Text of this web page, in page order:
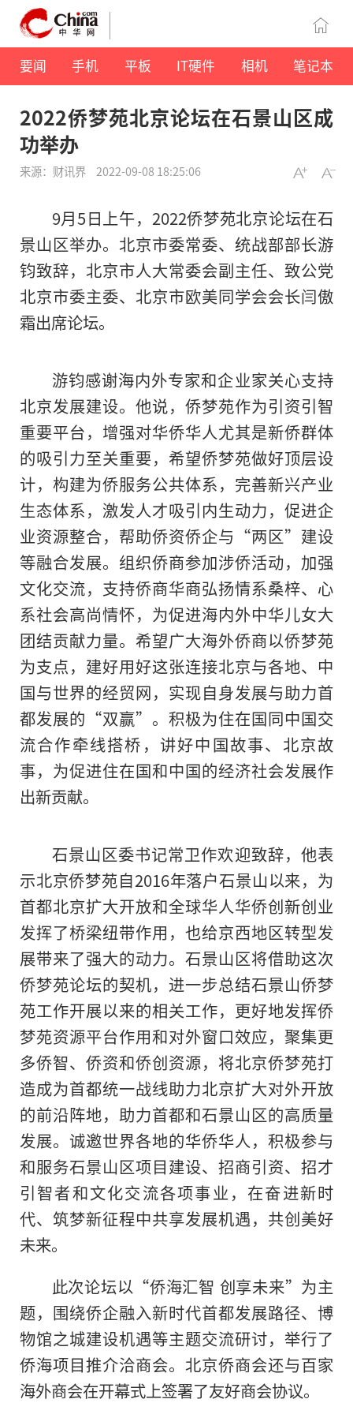
要闻 手机 平板 IT硬件 相机 笔记本
2022侨梦苑北京论坛在石景山区成
功举办
来源：财讯界 2022-09-08 18:25:06
9月5日上午，2022侨梦苑北京论坛在石
景山区举办。北京市委常委、统战部部长游
钧致辞，北京市人大常委会副主任、致公党
北京市委主委、北京市欧美同学会会长闫傲
霜出席论坛。
游钧感谢海内外专家和企业家关心支持
北京发展建设。他说，侨梦苑作为引资引智
重要平台，增强对华侨华人尤其是新侨群体
的吸引力至关重要，希望侨梦苑做好顶层设
计，构建为侨服务公共体系，完善新兴产业
生态体系，激发人才吸引内生动力，促进企
业资源整合，帮助侨资侨企与“两区”建设
等融合发展。组织侨商参加涉侨活动，加强
文化交流，支持侨商华商弘扬情系桑梓、心
系社会高尚情怀，为促进海内外中华儿女大
团结贡献力量。希望广大海外侨商以侨梦苑
为支点，建好用好这张连接北京与各地、中
国与世界的经贸网，实现自身发展与助力首
都发展的“双赢”。积极为住在国同中国交
流合作牵线搭桥，讲好中国故事、北京故
事，为促进住在国和中国的经济社会发展作
出新贡献。
石景山区委书记常卫作欢迎致辞，他表
示北京侨梦苑自2016年落户石景山以来，为
首都北京扩大开放和全球华人华侨创新创业
发挥了桥梁纽带作用，也给京西地区转型发
展带来了强大的动力。石景山区将借助这次
侨梦苑论坛的契机，进一步总结石景山侨梦
苑工作开展以来的相关工作，更好地发挥侨
梦苑资源平台作用和对外窗口效应，聚集更
多侨智、侨资和侨创资源，将北京侨梦苑打
造成为首都统一战线助力北京扩大对外开放
的前沿阵地，助力首都和石景山区的高质量
发展。诚邀世界各地的华侨华人，积极参与
和服务石景山区项目建设、招商引资、招才
引智者和文化交流各项事业，在奋进新时
代、筑梦新征程中共享发展机遇，共创美好
未来。
此次论坛以“侨海汇智 创享未来”为主
题，围绕侨企融入新时代首都发展路径、博
物馆之城建设机遇等主题交流研讨，举行了
侨海项目推介洽商会。北京侨商会还与百家
海外商会在开幕式上签署了友好商会协议。